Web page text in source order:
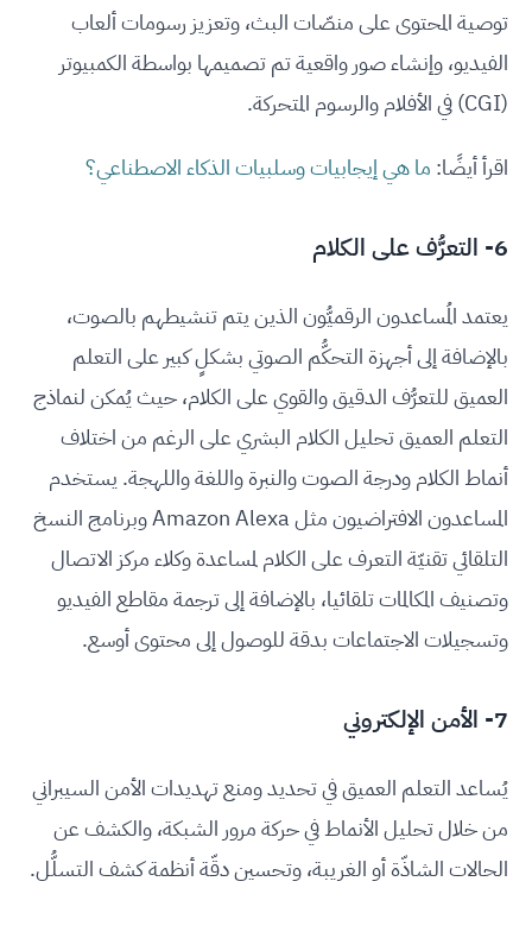
توصية المحتوى على منصّات البث، وتعزيز رسومات ألعاب
الفيديو، وإنشاء صور واقعية تم تصميمها بواسطة الكمبيوتر
(CGI) في الأفلام والرسوم المتحركة.
اقرأ أيضًا: ما هي إيجابيات وسلبيات الذكاء الاصطناعي؟
6- التعرُّف على الكلام
يعتمد المُساعدون الرقميُّون الذين يتم تنشيطهم بالصوت،
بالإضافة إلى أجهزة التحكُّم الصوتي بشكلٍ كبير على التعلم
العميق للتعرُّف الدقيق والقوي على الكلام، حيث يُمكن لنماذج
التعلم العميق تحليل الكلام البشري على الرغم من اختلاف
أنماط الكلام ودرجة الصوت والنبرة واللغة واللهجة. يستخدم
المساعدون الافتراضيون مثل Amazon Alexa وبرنامج النسخ
التلقائي تقنيّة التعرف على الكلام لمساعدة وكلاء مركز الاتصال
وتصنيف المكالمات تلقائيا، بالإضافة إلى ترجمة مقاطع الفيديو
وتسجيلات الاجتماعات بدقة للوصول إلى محتوى أوسع.
7- الأمن الإلكتروني
يُساعد التعلم العميق في تحديد ومنع تهديدات الأمن السيبراني
من خلال تحليل الأنماط في حركة مرور الشبكة، والكشف عن
الحالات الشاذّة أو الغريبة، وتحسين دقّة أنظمة كشف التسلُّل.